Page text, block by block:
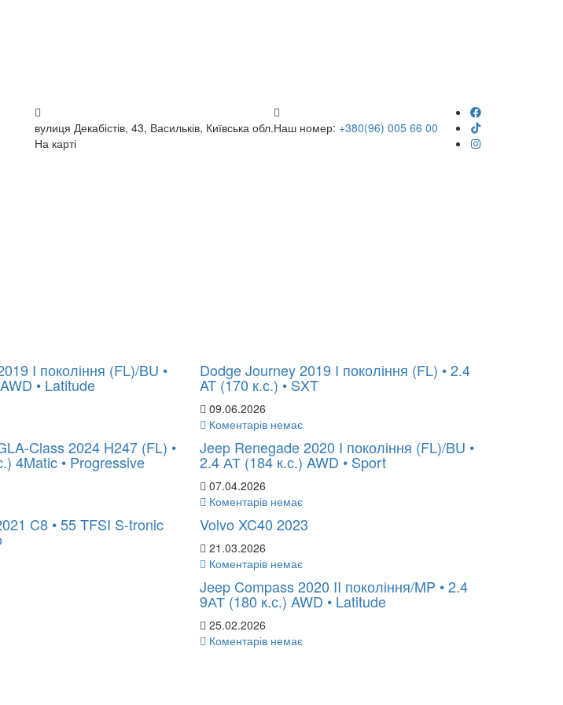
Наш номер: +380(96) 005 66 00
вулиця Декабістів, 43, Васильків, Київська обл.
На карті
I покоління (FL)/BU •
• Latitude
Dodge Journey 2019 I покоління (FL) • 2.4
AT (170 к.с.) • SXT
09.06.2026
Коментарів немає
Class 2024 H247 (FL) •
4Matic • Progressive
Jeep Renegade 2020 I покоління (FL)/BU •
2.4 АТ (184 к.с.) AWD • Sport
07.04.2026
Коментарів немає
C8 • 55 TFSI S-tronic Volvo XC40 2023
21.03.2026
Коментарів немає
Jeep Compass 2020 II покоління/MP • 2.4
9АТ (180 к.с.) AWD • Latitude
25.02.2026
Коментарів немає